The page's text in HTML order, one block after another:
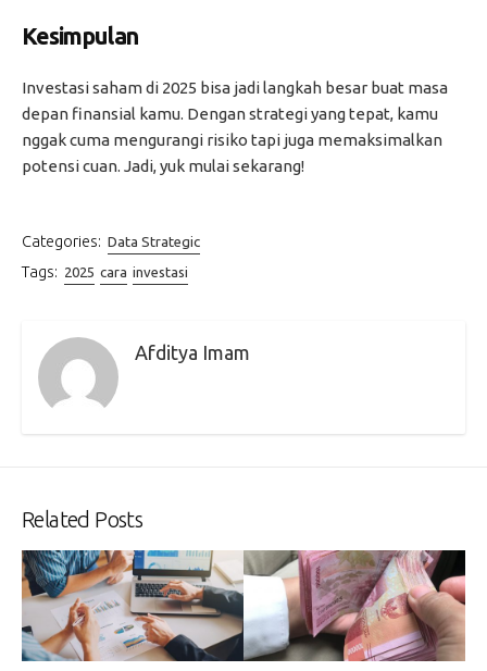
Kesimpulan
Investasi saham di 2025 bisa jadi langkah besar buat masa
depan finansial kamu. Dengan strategi yang tepat, kamu
nggak cuma mengurangi risiko tapi juga memaksimalkan
potensi cuan. Jadi, yuk mulai sekarang!
Categories: Data Strategic
Tags: 2025 cara investasi
Afditya Imam
Related Posts